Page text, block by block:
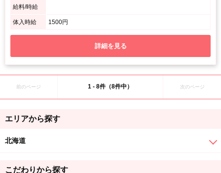
給料/時給
体入時給 1500円
詳細を見る
前のページ 1 - 8件（8件中） 次のページ
エリアから探す
北海道
こだわりから探す